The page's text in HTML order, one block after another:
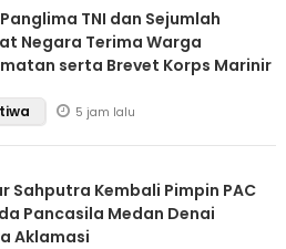
TNI dan Sejumlah
Negara Terima Warga
serta Brevet Korps Marinir
5 jam lalu
Sahputra Kembali Pimpin PAC
Pancasila Medan Denai
Aklamasi